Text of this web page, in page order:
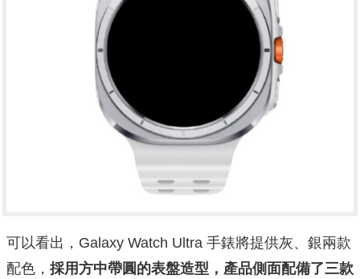
可以看出，Galaxy Watch Ultra 手錶將提供灰、銀兩款
配色， 採用方中帶圓的表盤造型，產品側面配備了三款